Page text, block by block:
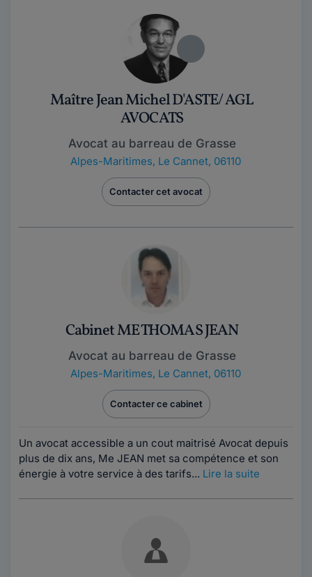
Maître Jean Michel D'ASTE/ AGL
AVOCATS
Avocat au barreau de Grasse
Alpes-Maritimes, Le Cannet, 06110
Contacter cet avocat
Cabinet ME THOMAS JEAN
Avocat au barreau de Grasse
Alpes-Maritimes, Le Cannet, 06110
Contacter ce cabinet
Un avocat accessible a un cout maitrisé Avocat depuis
plus de dix ans, Me JEAN met sa compétence et son
énergie à votre service à des tarifs... Lire la suite